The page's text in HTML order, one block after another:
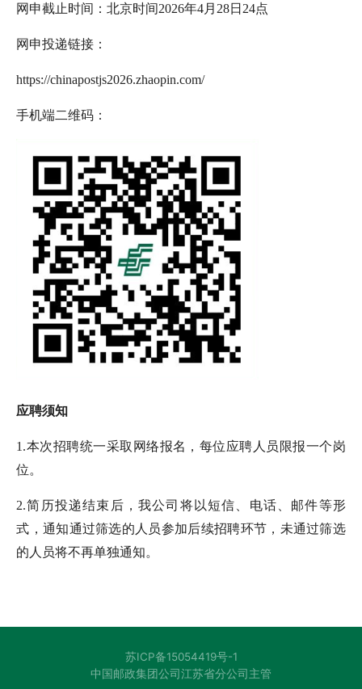
网申截止时间：北京时间2026年4月 28日 24点
网申投递链接：
https://chinapostjs2026.zhaopin.com/
手机端二维码：
应聘须知
1.本次招聘统一采取网络报名，每位应聘人员限报一个岗
位。
2.简历投递结束后，我公司将以短信、电话、邮件等形
式，通知通过筛选的人员参加后续招聘环节，未通过筛选
的人员将不再单独通知。
苏ICP备15054419号-1
中国邮政集团公司江苏省分公司主管